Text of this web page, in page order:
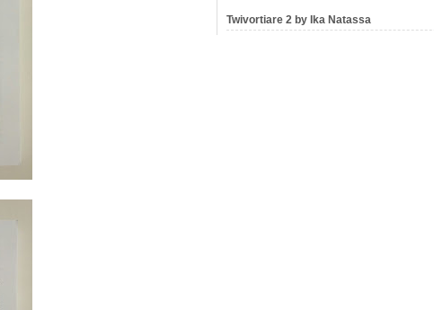
Twivortiare 2 by Ika Natassa